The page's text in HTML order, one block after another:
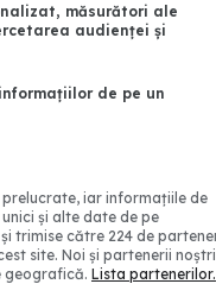
Schimbare majoră la
de medic specialist
candidații vor avea
măsurători ale
audienței și
de pe un
iar informațiile de
și alte date de pe
trimise către 224 de
site. Noi și partenerii noștri
geografică. Lista partenerilor.